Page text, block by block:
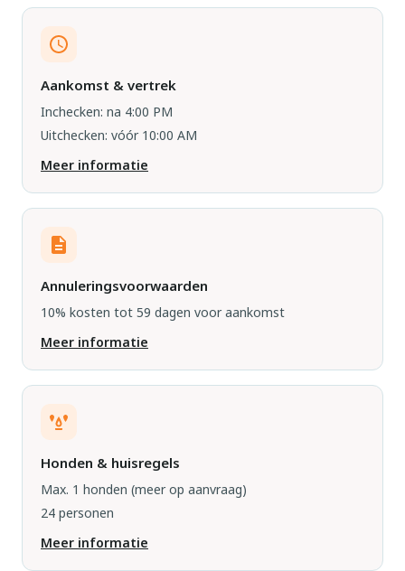
Aankomst & vertrek
Inchecken: na 4:00 PM
Uitchecken: vóór 10:00 AM
Meer informatie
Annuleringsvoorwaarden
10% kosten tot 59 dagen voor aankomst
Meer informatie
Honden & huisregels
Max. 1 honden (meer op aanvraag)
24 personen
Meer informatie